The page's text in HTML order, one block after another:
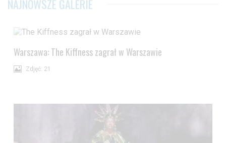
NAJNOWSZE GALERIE
Warszawa: The Kiffness zagrał w Warszawie
Zdjęć: 21